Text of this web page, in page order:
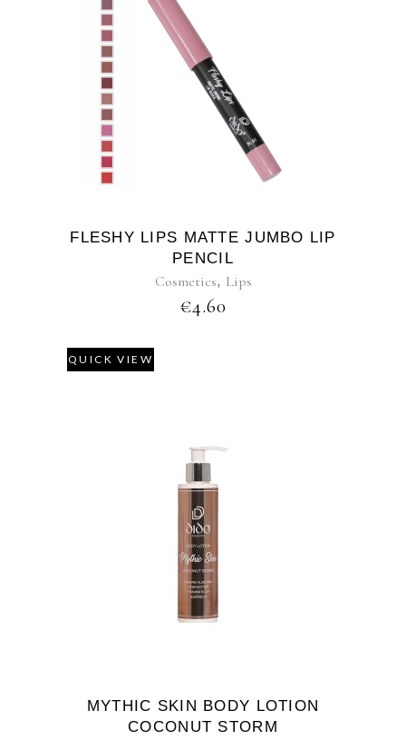
FLESHY LIPS MATTE JUMBO LIP
PENCIL
Cosmetics, Lips
€4.60
QUICK VIEW
MYTHIC SKIN BODY LOTION
COCONUT STORM